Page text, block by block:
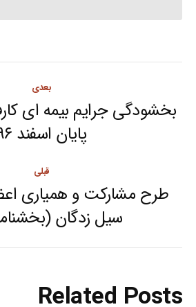
Post
navigation
قبلی
Previous
post:
طرح مشارکت و همیاری
سیل زدگان
بعدی
Next
post:
بخشودگی جرایم بیمه ای
پایان اسفند ۹۶
Related Posts